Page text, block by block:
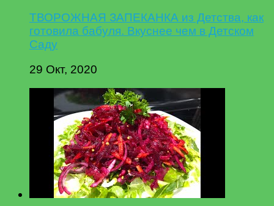
ТВОРОЖНАЯ ЗАПЕКАНКА из Детства, как
готовила бабуля. Вкуснее чем в Детском
Саду
29 Окт, 2020